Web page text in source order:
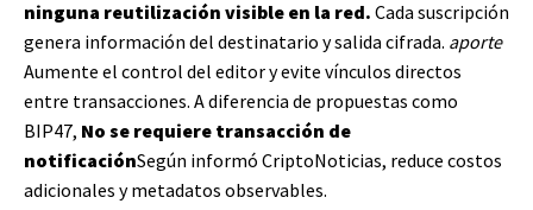
ninguna reutilización visible en la red. Cada suscripción
genera información del destinatario y salida cifrada. aporte
Aumente el control del editor y evite vínculos directos
entre transacciones. A diferencia de propuestas como
BIP47, No se requiere transacción de
notificaciónSegún informó CriptoNoticias, reduce costos
adicionales y metadatos observables.